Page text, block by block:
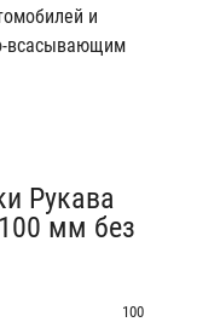
и
всасывающим
Рукава
мм без
100